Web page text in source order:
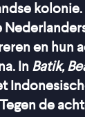
en hun
In Batik,
de